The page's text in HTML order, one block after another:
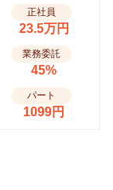
正社員
23.5万円
業務委託
45%
パート
1099円